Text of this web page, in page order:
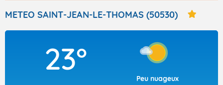
Articles
METEO SAINT-JEAN-LE-THOMAS (50530)
23°
Peu nuageux